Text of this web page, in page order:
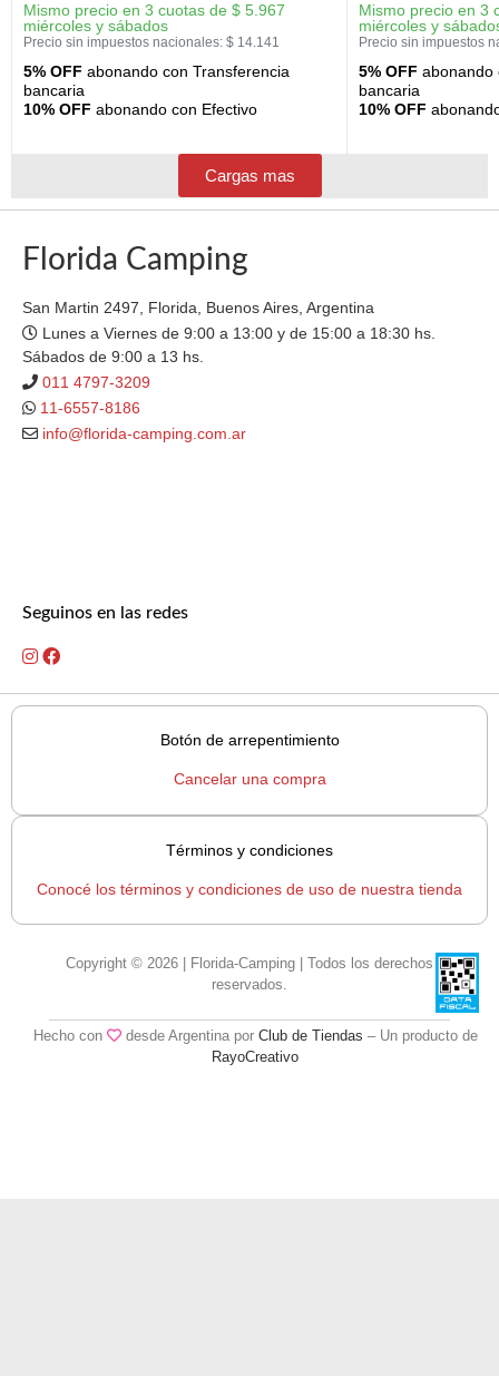
Mismo precio en 3 cuotas de $ 5.967
miércoles y sábados
Precio sin impuestos nacionales: $ 14.141
5% OFF abonando con Transferencia
bancaria
10% OFF abonando con Efectivo
Mismo precio en 3
miércoles y
Precio sin impuestos
5% OFF abonando
bancaria
10% OFF
Cargas mas
Florida Camping
San Martin 2497, Florida, Buenos Aires, Argentina
Lunes a Viernes de 9:00 a 13:00 y de 15:00 a 18:30 hs.
Sábados de 9:00 a 13 hs.
011 4797-3209
11-6557-8186
info@florida-camping.com.ar
Seguinos en las redes
Botón de arrepentimiento
Cancelar una compra
Términos y condiciones
Conocé los términos y condiciones de uso de nuestra tienda
Copyright © 2026 | Florida-Camping | Todos los derechos
reservados.
Hecho con desde Argentina por Club de Tiendas – Un producto de
RayoCreativo